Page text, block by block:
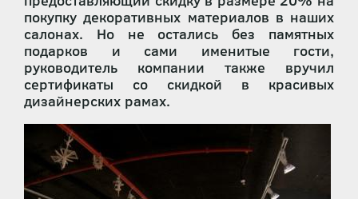
покупку декоративных материалов в наших
салонах. Но не остались без памятных
подарков и сами именитые гости,
руководитель компании также вручил
сертификаты со скидкой в красивых
дизайнерских рамах.